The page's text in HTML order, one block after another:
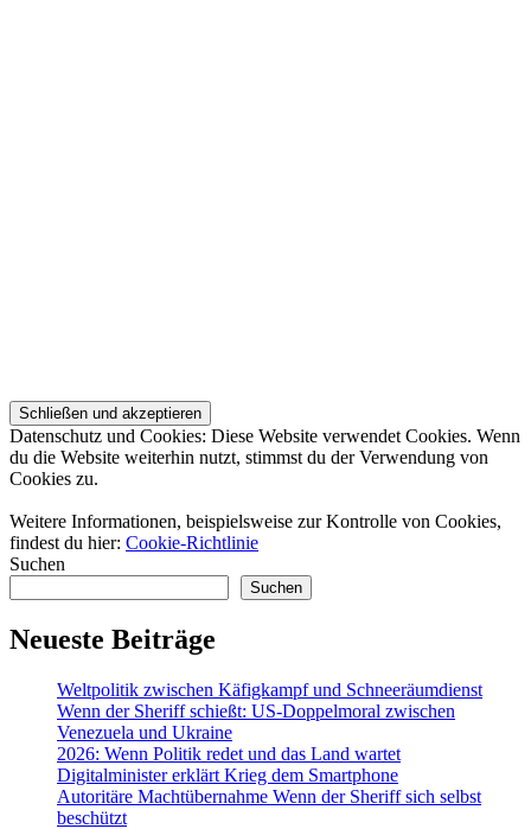
Datenschutz und Cookies: Diese Website verwendet Cookies. Wenn
du die Website weiterhin nutzt, stimmst du der Verwendung von
Cookies zu.
Weitere Informationen, beispielsweise zur Kontrolle von Cookies,
findest du hier: Cookie-Richtlinie
Suchen
Suchen
Neueste Beiträge
Weltpolitik zwischen Käfigkampf und Schneeräumdienst
Wenn der Sheriff schießt: US-Doppelmoral zwischen
Venezuela und Ukraine
2026: Wenn Politik redet und das Land wartet
Digitalminister erklärt Krieg dem Smartphone
Autoritäre Machtübernahme Wenn der Sheriff sich selbst
beschützt